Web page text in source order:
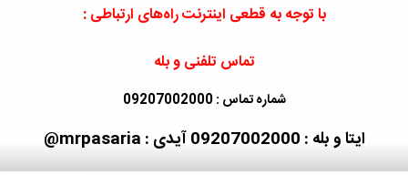
با توجه به قطعی اینترنت راه‌های ارتباطی :
تماس تلفنی و بله
شماره تماس : 09207002000
ایتا و بله : 09207002000 آیدی : mrpasaria@